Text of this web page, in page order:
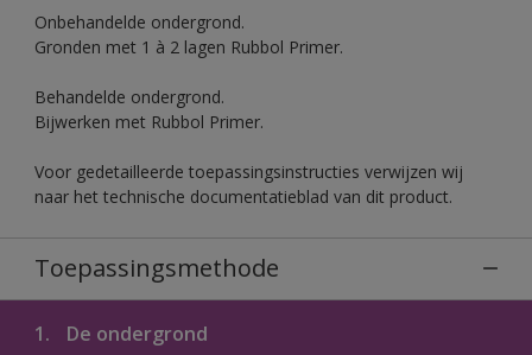
Onbehandelde ondergrond.
Gronden met 1 à 2 lagen Rubbol Primer.
Behandelde ondergrond.
Bijwerken met Rubbol Primer.
Voor gedetailleerde toepassingsinstructies verwijzen wij
naar het technische documentatieblad van dit product.
Toepassingsmethode
1. De ondergrond